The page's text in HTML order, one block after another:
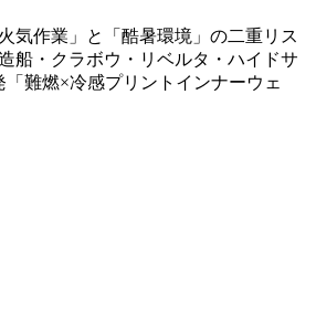
気作業」と「酷暑環境」の二重リス
船・クラボウ・リベルタ・ハイドサ
「難燃×冷感プリントインナーウェ